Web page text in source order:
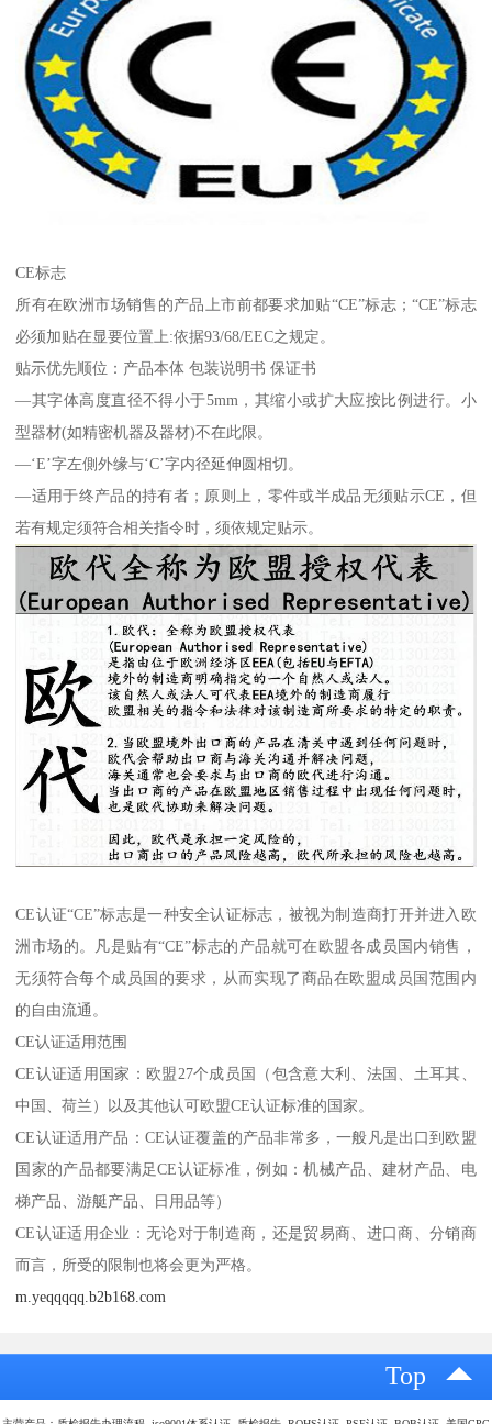
CE标志
所有在欧洲市场销售的产品上市前都要求加贴“CE”标志；“CE”标志
必须加贴在显要位置上:依据93/68/EEC之规定。
贴示优先顺位：产品本体 包装说明书 保证书
—其字体高度直径不得小于5mm，其缩小或扩大应按比例进行。小
型器材(如精密机器及器材)不在此限。
—‘E’字左側外缘与‘C’字内径延伸圆相切。
—适用于终产品的持有者；原则上，零件或半成品无须贴示CE，但
若有规定须符合相关指令时，须依规定贴示。
CE认证“CE”标志是一种安全认证标志，被视为制造商打开并进入欧
洲市场的。凡是贴有“CE”标志的产品就可在欧盟各成员国内销售，
无须符合每个成员国的要求，从而实现了商品在欧盟成员国范围内
的自由流通。
CE认证适用范围
CE认证适用国家：欧盟27个成员国（包含意大利、法国、土耳其、
中国、荷兰）以及其他认可欧盟CE认证标准的国家。
CE认证适用产品：CE认证覆盖的产品非常多，一般凡是出口到欧盟
国家的产品都要满足CE认证标准，例如：机械产品、建材产品、电
梯产品、游艇产品、日用品等）
CE认证适用企业：无论对于制造商，还是贸易商、进口商、分销商
而言，所受的限制也将会更为严格。
m.yeqqqqq.b2b168.com
Top